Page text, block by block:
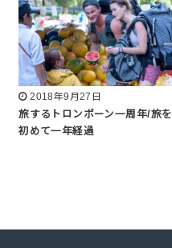
2018年9月27日
旅するトロンボーン一周年/旅を
初めて一年経過